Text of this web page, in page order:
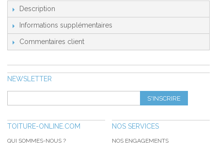
Description
Informations supplémentaires
Commentaires client
NEWSLETTER
S'INSCRIRE
TOITURE-ONLINE.COM
QUI SOMMES-NOUS ?
NOS SERVICES
NOS ENGAGEMENTS